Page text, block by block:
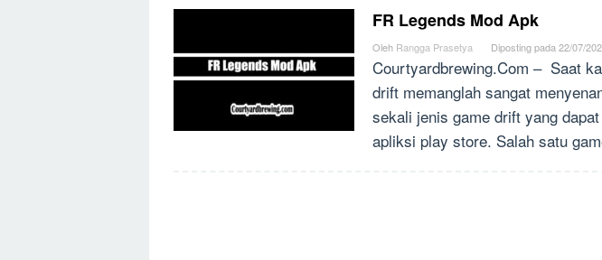
FR Legends Mod Apk
Oleh Rangga Prasetya Diposting pada 22/07/
Courtyardbrewing.Com – Saat
drift memanglah sangat
sekali jenis game drift yang
apliksi play store. Salah satu